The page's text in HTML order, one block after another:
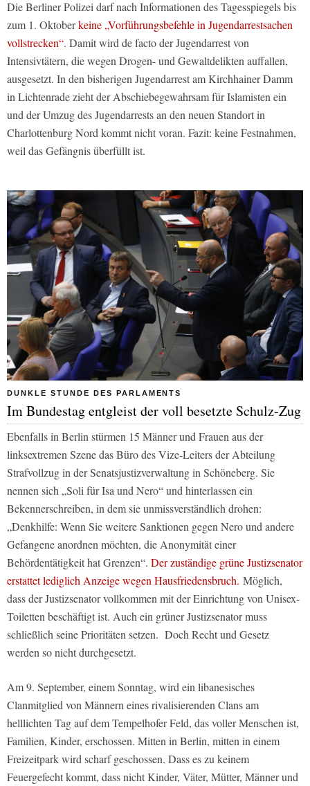
Die Berliner Polizei darf nach Informationen des Tagesspiegels bis
zum 1. Oktoberkeine „Vorführungsbefehle in Jugendarrestsachen
vollstrecken“. Damit wird de facto der Jugendarrest von
Intensivtätern, die wegen Drogen- und Gewaltdelikten auffallen,
ausgesetzt. In den bisherigen Jugendarrest am Kirchhainer Damm
in Lichtenrade zieht der Abschiebegewahrsam für Islamisten ein
und der Umzug des Jugendarrests an den neuen Standort in
Charlottenburg Nord kommt nicht voran. Fazit: keine Festnahmen,
weil das Gefängnis überfüllt ist.
DUNKLE STUNDE DES PARLAMENTS
Im Bundestag entgleist der voll besetzte Schulz-Zug
Ebenfalls in Berlin stürmen 15 Männer und Frauen aus der
linksextremen Szene das Büro des Vize-Leiters der Abteilung
Strafvollzug in der Senatsjustizverwaltung in Schöneberg. Sie
nennen sich „Soli für Isa und Nero“ und hinterlassen ein
Bekennerschreiben, in dem sie unmissverständlich drohen:
„Denkhilfe: Wenn Sie weitere Sanktionen gegen Nero und andere
Gefangene anordnen möchten, die Anonymität einer
Behördentätigkeit hat Grenzen“. Der zuständige grüne Justizsenator
erstattet lediglich Anzeige wegen Hausfriedensbruch. Möglich,
dass der Justizsenator vollkommen mit der Einrichtung von Unisex-
Toiletten beschäftigt ist. Auch ein grüner Justizsenator muss
schließlich seine Prioritäten setzen. Doch Recht und Gesetz
werden so nicht durchgesetzt.
Am 9. September, einem Sonntag, wird ein libanesisches
Clanmitglied von Männern eines rivalisierenden Clans am
helllichten Tag auf dem Tempelhofer Feld, das voller Menschen ist,
Familien, Kinder, erschossen. Mitten in Berlin, mitten in einem
Freizeitpark wird scharf geschossen. Dass es zu keinem
Feuergefecht kommt, dass nicht Kinder, Väter, Mütter, Männer und